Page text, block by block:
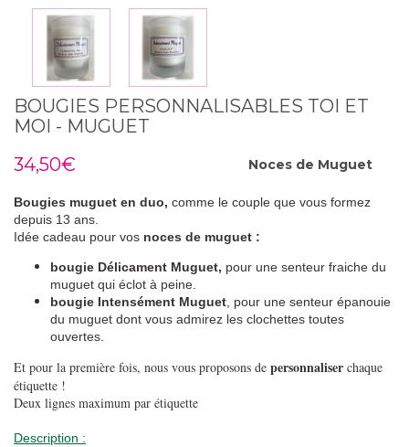
BOUGIES PERSONNALISABLES TOI ET
MOI - MUGUET
34,50€
Noces de Muguet
Bougies muguet en duo, comme le couple que vous formez
depuis 13 ans.
Idée cadeau pour vos noces de muguet :
bougie Délicament Muguet, pour une senteur fraiche du
muguet qui éclot à peine.
bougie Intensément Muguet, pour une senteur épanouie
du muguet dont vous admirez les clochettes toutes
ouvertes.
Et pour la première fois, nous vous proposons de personnaliser chaque
étiquette !
Deux lignes maximum par étiquette
Description :